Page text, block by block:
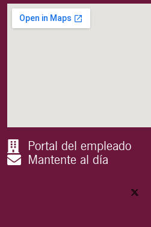
Portal del empleado
Mantente al día